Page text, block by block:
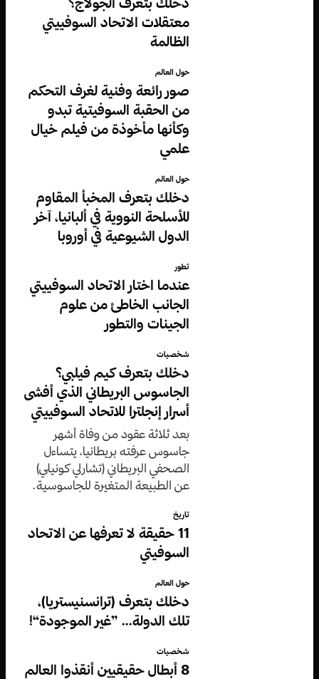
معتقلات الاتحاد السوفييتي
الظالمة
حول العالم
صور رائعة وفنية لغرف التحكم
من الحقبة السوفيتية تبدو
وكأنها مأخوذة من فيلم خيال
علمي
حول العالم
دخلك بتعرف المخبأ المقاوم
للأسلحة النووية في ألبانيا، آخر
الدول الشيوعية في أوروبا
تطور
عندما اختار الاتحاد السوفييتي
الجانب الخاطئ من علوم
الجينات والتطور
شخصيات
دخلك بتعرف كيم فيلبي؟
الجاسوس البريطاني الذي أفشى
أسرار إنجلترا للاتحاد السوفييتي
بعد ثلاثة عقود من وفاة أشهر
جاسوس عرفته بريطانيا، يتساءل
الصحفي البريطاني (تشارلي كونيلي)
عن الطبيعة المتغيرة للجاسوسية.
تاريخ
11 حقيقة لا تعرفها عن الاتحاد
السوفيتي
حول العالم
دخلك بتعرف (ترانسنيستريا)،
تلك الدولة… ”غير الموجودة“!
شخصيات
8 أبطال حقيقيين أنقذوا العالم